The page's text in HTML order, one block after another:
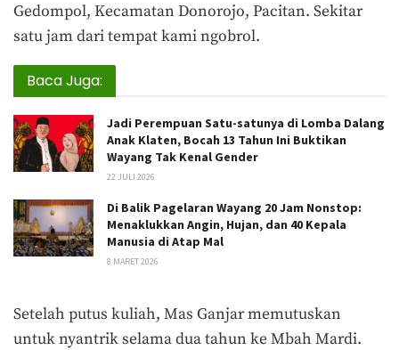
Gedompol, Kecamatan Donorojo, Pacitan. Sekitar
satu jam dari tempat kami ngobrol.
Baca Juga:
Jadi Perempuan Satu-satunya di Lomba Dalang
Anak Klaten, Bocah 13 Tahun Ini Buktikan
Wayang Tak Kenal Gender
22 JULI 2026
Di Balik Pagelaran Wayang 20 Jam Nonstop:
Menaklukkan Angin, Hujan, dan 40 Kepala
Manusia di Atap Mal
8 MARET 2026
Setelah putus kuliah, Mas Ganjar memutuskan
untuk nyantrik selama dua tahun ke Mbah Mardi.